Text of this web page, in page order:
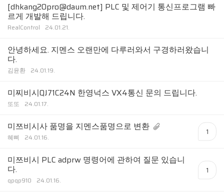
[dhkang20pro@daum.net] PLC 및 제어기 통신프로그램 빠
르게 개발해 드립니다.
RealControl 24.01.21.
안녕하세요. 지멘스 오랜만에 다루러와서 구경하러왔습니
다.
김윤환 24.01.19.
미찌비시QJ71C24N 한영넉스 VX4통신 문의 드립니다.
또또 24.01.17.
미쯔비시사 품명을 지멘스품명으로 변환
혜삐 24.01.16.
1
미쯔비시 PLC adprw 명령어에 관하여 질문 있습니
다.
qpqp910 24.01.16.
1